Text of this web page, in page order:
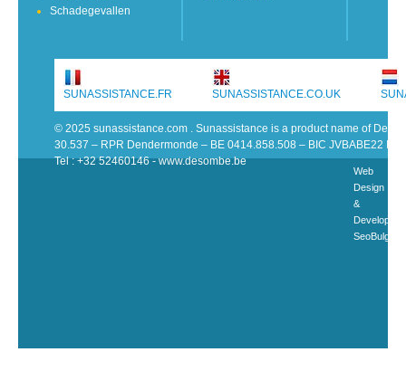
Schadegevallen
SUNASSISTANCE.FR SUNASSISTANCE.CO.UK
© 2025 sunassistance.com . Sunassistance is a product name of De
30.537 – RPR Dendermonde – BE 0414.858.508 – BIC JVBABE22
Tel : +32 52460146 - www.desombe.be
Web
Design
&